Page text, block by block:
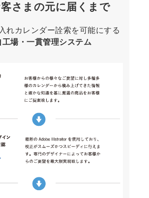
さまの元に届くまで
れカレンダー詮索を可能にする
工場・一貫管理システム